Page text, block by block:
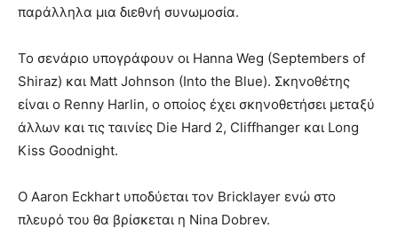
παράλληλα μια διεθνή συνωμοσία.
Το σενάριο υπογράφουν οι Hanna Weg (Septembers of
Shiraz) και Matt Johnson (Into the Blue). Σκηνοθέτης
είναι ο Renny Harlin, ο οποίος έχει σκηνοθετήσει μεταξύ
άλλων και τις ταινίες Die Hard 2, Cliffhanger και Long
Kiss Goodnight.
Ο Aaron Eckhart υποδύεται τον Bricklayer ενώ στο
πλευρό του θα βρίσκεται η Nina Dobrev.